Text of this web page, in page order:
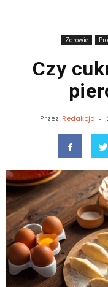
Zdrowie
Czy
Przez Redakcja -